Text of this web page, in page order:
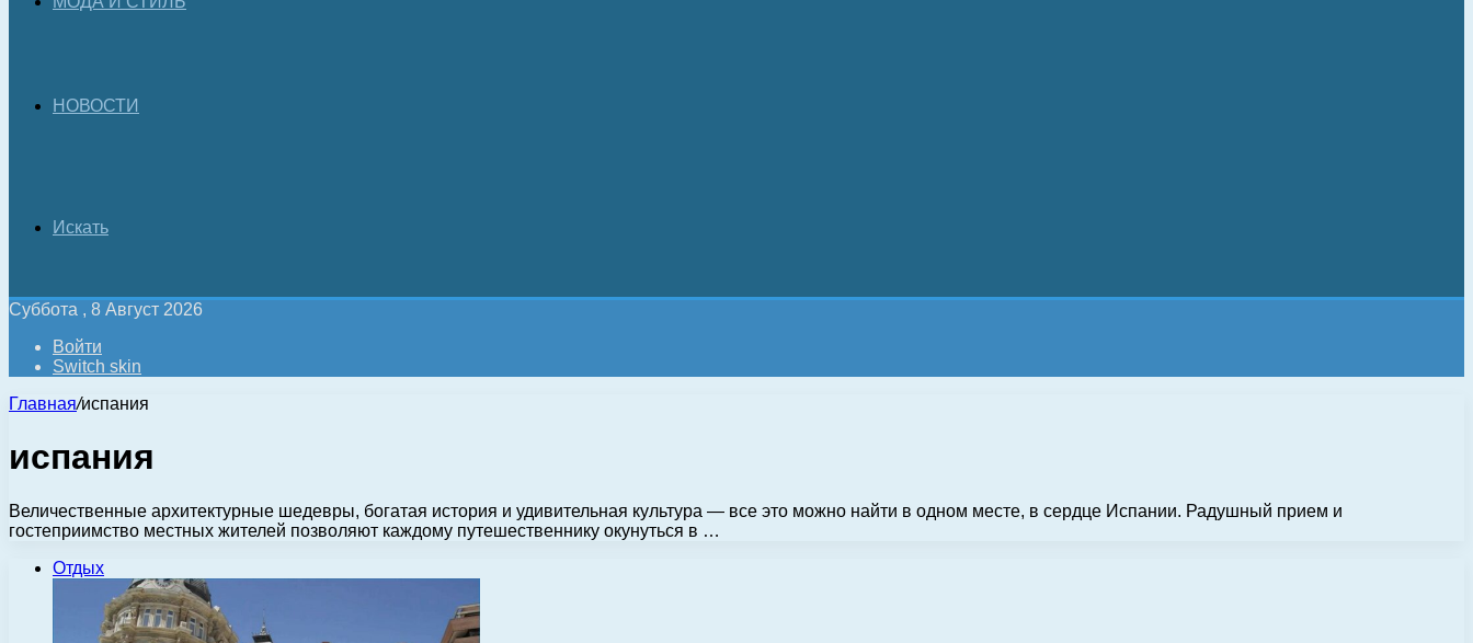
НОВОСТИ
Искать
Суббота , 8 Август 2026
Войти
Switch skin
Главная/испания
испания
Величественные архитектурные шедевры, богатая история и удивительная культура — все это можно найти в одном месте, в сердце Испании. Радушный прием и
гостеприимство местных жителей позволяют каждому путешественнику окунуться в …
Отдых